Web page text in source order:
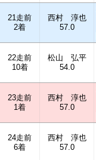
21走前
2着
西村 淳也
57.0
22走前
10着
松山 弘平
54.0
23走前
1着
西村 淳也
57.0
24走前
6着
西村 淳也
57.0